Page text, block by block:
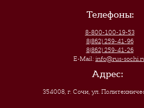
Телефоны:
8-800-100-19-53
8(862) 259-41-96
8(862) 259-41-26
E-Mail: info@rus-
Адрес:
354008, г. Сочи,ул.